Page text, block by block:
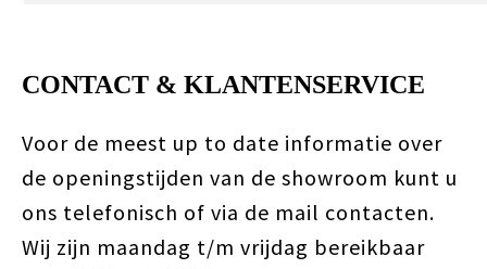
CONTACT & KLANTENSERVICE
Voor de meest up to date informatie over
de openingstijden van de showroom kunt u
ons telefonisch of via de mail contacten.
Wij zijn maandag t/m vrijdag bereikbaar